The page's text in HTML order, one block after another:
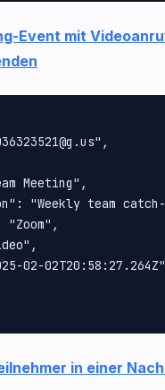
Event mit
Meeting",
"Weekly team
"Zoom",
02-02T20:58:27.264Z"
in einer